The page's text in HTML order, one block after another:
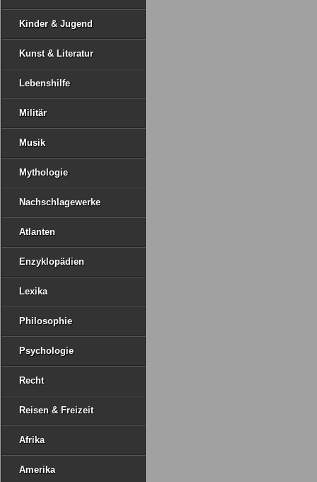
Kinder & Jugend
Kunst & Literatur
Lebenshilfe
Militär
Musik
Mythologie
Nachschlagewerke
Atlanten
Enzyklopädien
Lexika
Philosophie
Psychologie
Recht
Reisen & Freizeit
Afrika
Amerika